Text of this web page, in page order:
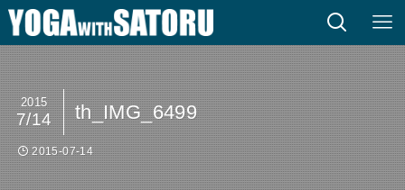
th_IMG_6499
2015
7/14
2015-07-14